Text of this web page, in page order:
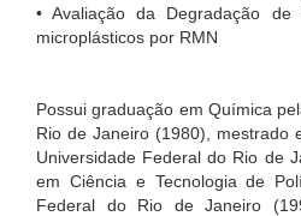
• Avaliação da Degradação
microplásticos por RMN
Possui graduação em Química
Rio de Janeiro (1980), mestrado
Universidade Federal do Rio de
em Ciência e Tecnologia de
Federal do Rio de Janeiro